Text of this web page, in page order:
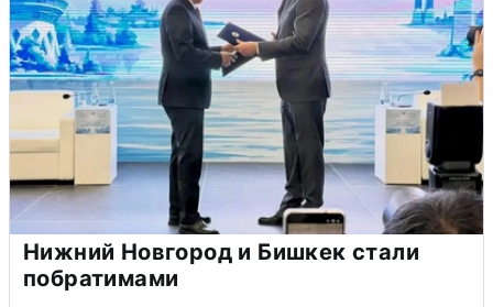
Нижний Новгород и Бишкек стали
побратимами